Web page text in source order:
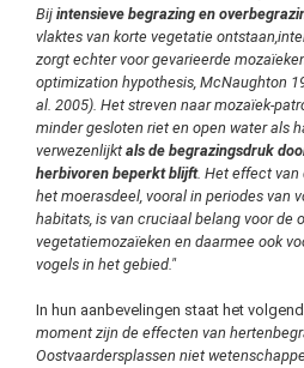
Bij intensieve begrazing en
vlaktes van korte vegetatie
zorgt echter voor gevarieerde
optimization hypothesis, McNaughton
al. 2005). Het streven naar mozaïek-
minder gesloten riet en open water als
verwezenlijkt als de begrazingsdruk
herbivoren beperkt blijft. Het effect van
het moerasdeel, vooral in periodes van
habitats, is van cruciaal belang voor de
vegetatiemozaïeken en daarmee ook
vogels in het gebied."
In hun aanbevelingen staat het
moment zijn de effecten van
Oostvaardersplassen niet